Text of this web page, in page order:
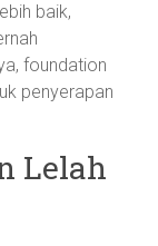
baik,
foundation
penyerapan
Lelah